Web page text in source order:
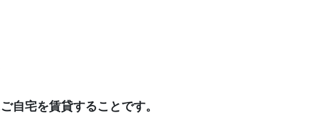
自宅を賃貸することです。